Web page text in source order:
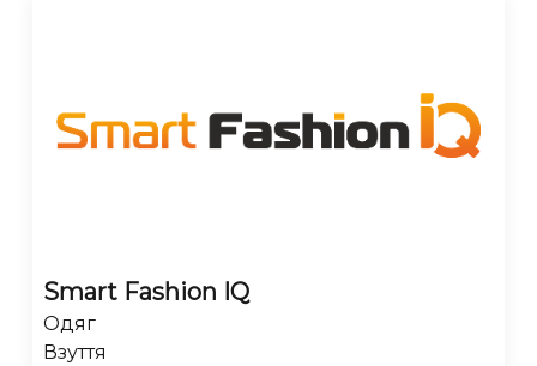
Smart Fashion IQ
Одяг
Взуття